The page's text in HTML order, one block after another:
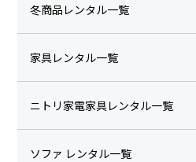
冬商品レンタル一覧
家具レンタル一覧
ニトリ家電家具レンタル一覧
ソファ レンタル一覧